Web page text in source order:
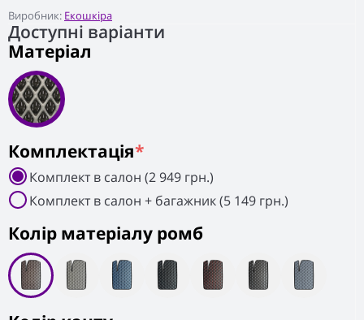
Виробник: Екошкіра
Доступні варіанти
Матеріал
Колiр матеріалу ромб
Комплектація*
Комплект в салон (2 949 грн.)
Комплект в салон + багажник (5 149 грн.)